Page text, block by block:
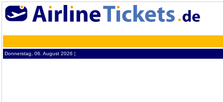
Donnerstag, 06. August 2026 ¦